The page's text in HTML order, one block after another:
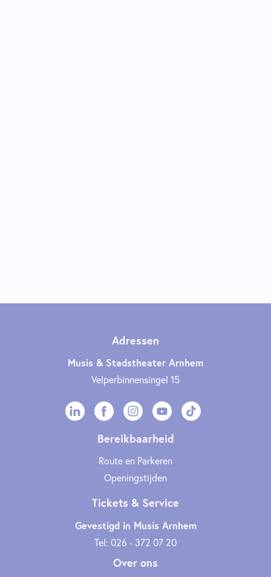
Adressen
Musis & Stadstheater Arnhem
Velperbinnensingel 15
Bereikbaarheid
Route en Parkeren
Openingstijden
Tickets & Service
Gevestigd in Musis Arnhem
Tel: 026 - 372 07 20
Over ons